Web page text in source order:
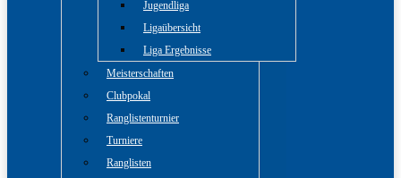
Jugendliga
Ligaübersicht
Liga Ergebnisse
Meisterschaften
Clubpokal
Ranglistenturnier
Turniere
Ranglisten